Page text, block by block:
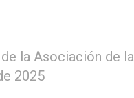
la Asociación de la
2025